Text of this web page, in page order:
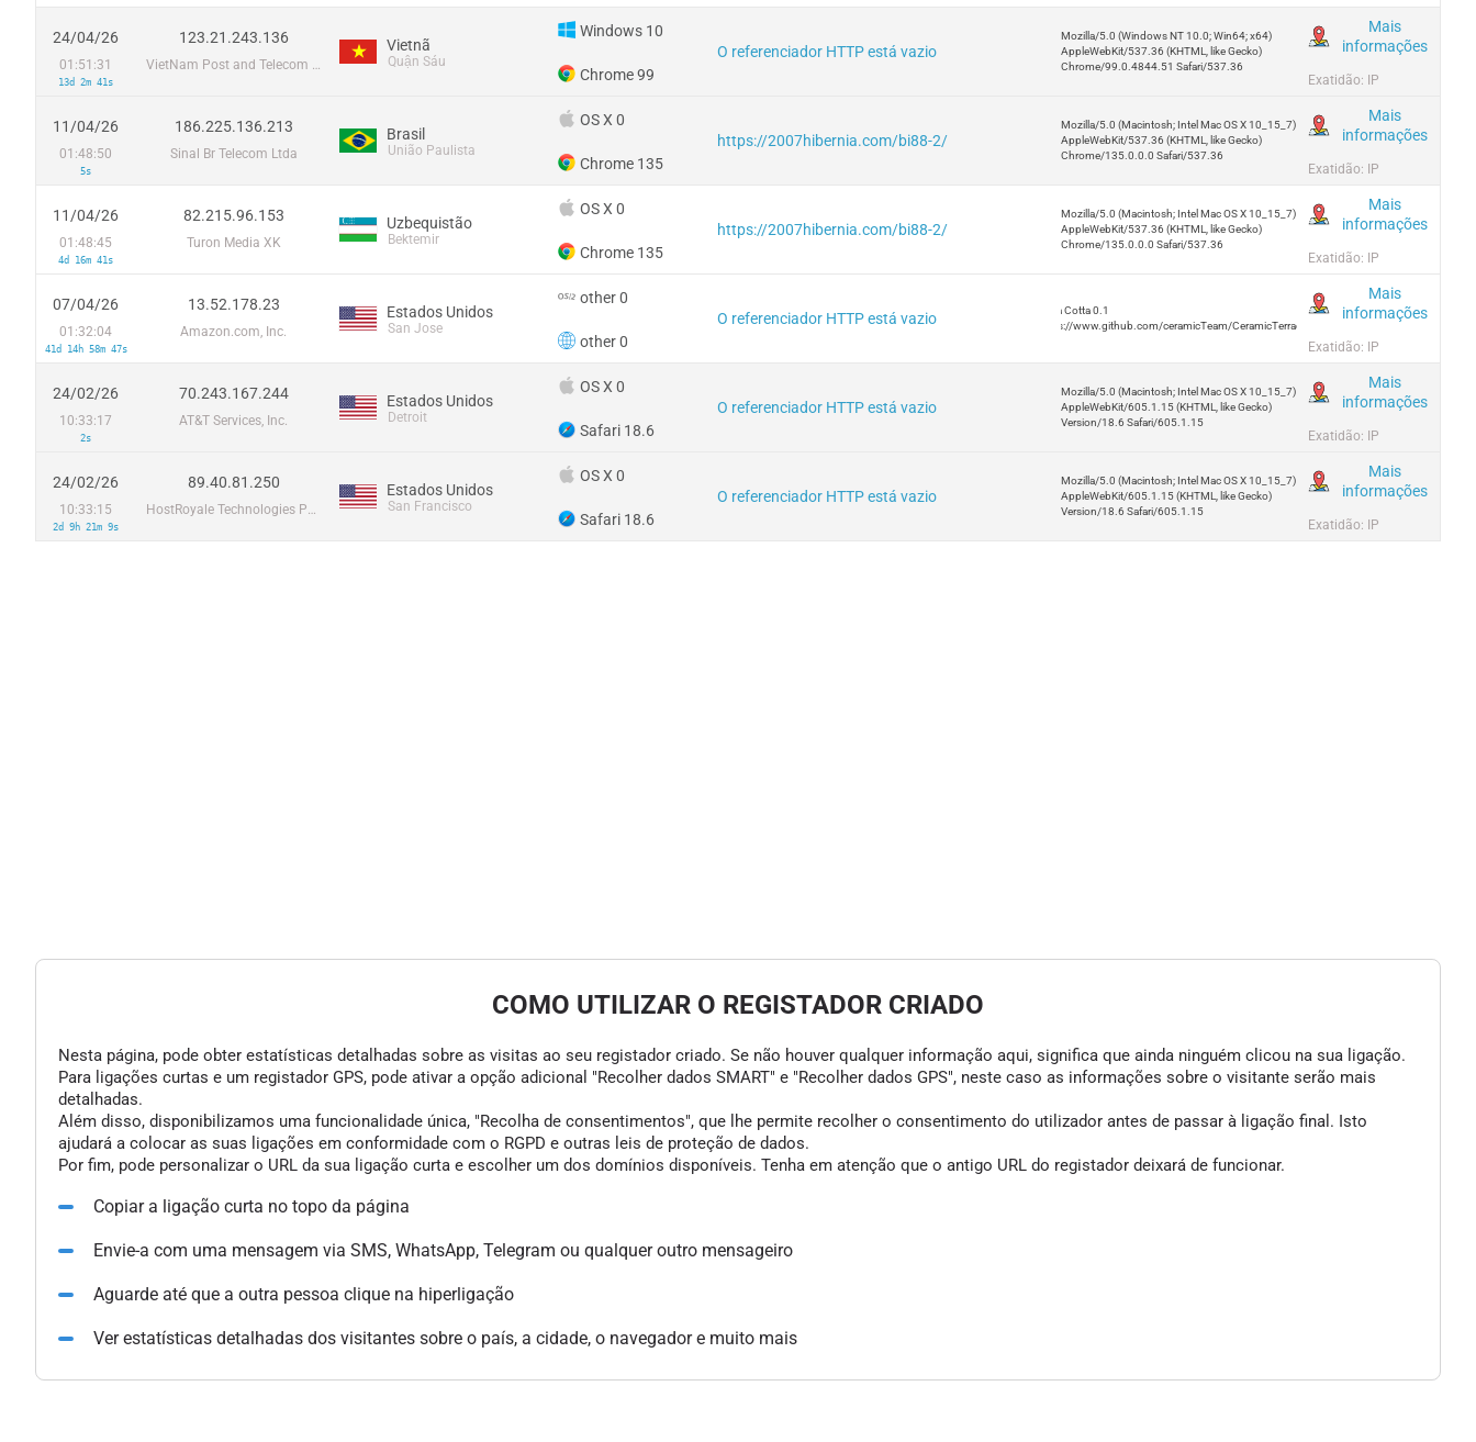
24/04/26
01:51:31
13d 2m 41s
123.21.243.136
VietNam Post and Telecom Corporation
Vietnã
Quận Sáu
Windows 10
Chrome 99
O referenciador HTTP está vazio
Mozilla/5.0 (Windows NT 10.0; Win64; x64)
AppleWebKit/537.36 (KHTML, like Gecko)
Chrome/99.0.4844.51 Safari/537.36
Mais
informações
Exatidão: IP
11/04/26
01:48:50
5s
186.225.136.213
Sinal Br Telecom Ltda
Brasil
União Paulista
OS X 0
Chrome 135
https://2007hibernia.com/bi88-2/
Mozilla/5.0 (Macintosh; Intel Mac OS X 10_15_7)
AppleWebKit/537.36 (KHTML, like Gecko)
Chrome/135.0.0.0 Safari/537.36
Mais
informações
Exatidão: IP
11/04/26
01:48:45
4d 16m 41s
82.215.96.153
Turon Media XK
Uzbequistão
Bektemir
OS X 0
Chrome 135
https://2007hibernia.com/bi88-2/
Mozilla/5.0 (Macintosh; Intel Mac OS X 10_15_7)
AppleWebKit/537.36 (KHTML, like Gecko)
Chrome/135.0.0.0 Safari/537.36
Mais
informações
Exatidão: IP
07/04/26
01:32:04
41d 14h 58m 47s
13.52.178.23
Amazon.com, Inc.
Estados Unidos
San Jose
other 0
other 0
O referenciador HTTP está vazio
Terra Cotta 0.1
https://www.github.com/ceramicTeam/CeramicTerracotta
Mais
informações
Exatidão: IP
24/02/26
10:33:17
2s
70.243.167.244
AT&T Services, Inc.
Estados Unidos
Detroit
OS X 0
Safari 18.6
O referenciador HTTP está vazio
Mozilla/5.0 (Macintosh; Intel Mac OS X 10_15_7)
AppleWebKit/605.1.15 (KHTML, like Gecko)
Version/18.6 Safari/605.1.15
Mais
informações
Exatidão: IP
24/02/26
10:33:15
2d 9h 21m 9s
89.40.81.250
HostRoyale Technologies Pvt Ltd
Estados Unidos
San Francisco
OS X 0
Safari 18.6
O referenciador HTTP está vazio
Mozilla/5.0 (Macintosh; Intel Mac OS X 10_15_7)
AppleWebKit/605.1.15 (KHTML, like Gecko)
Version/18.6 Safari/605.1.15
Mais
informações
Exatidão: IP
COMO UTILIZAR O REGISTADOR CRIADO
Nesta página, pode obter estatísticas detalhadas sobre as visitas ao seu registador criado. Se não houver qualquer informação aqui, significa que ainda ninguém clicou na sua ligação.
Para ligações curtas e um registador GPS, pode ativar a opção adicional "Recolher dados SMART" e "Recolher dados GPS", neste caso as informações sobre o visitante serão mais
detalhadas.
Além disso, disponibilizamos uma funcionalidade única, "Recolha de consentimentos", que lhe permite recolher o consentimento do utilizador antes de passar à ligação final. Isto
ajudará a colocar as suas ligações em conformidade com o RGPD e outras leis de proteção de dados.
Por fim, pode personalizar o URL da sua ligação curta e escolher um dos domínios disponíveis. Tenha em atenção que o antigo URL do registador deixará de funcionar.
Copiar a ligação curta no topo da página
Envie-a com uma mensagem via SMS, WhatsApp, Telegram ou qualquer outro mensageiro
Aguarde até que a outra pessoa clique na hiperligação
Ver estatísticas detalhadas dos visitantes sobre o país, a cidade, o navegador e muito mais